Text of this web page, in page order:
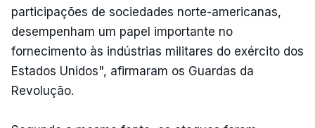
participações de sociedades norte-americanas,
desempenham um papel importante no
fornecimento às indústrias militares do exército dos
Estados Unidos", afirmaram os Guardas da
Revolução.